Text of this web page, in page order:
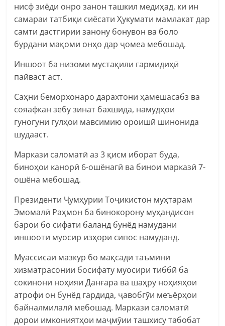
нисф зиёди онро занон ташкил медиҳад, ки ин
самараи татбиқи сиёсати Ҳукумати мамлакат дар
самти дастгирии занону бонувон ва боло
бурдани мақоми онҳо дар ҷомеа мебошад.
Иншоот ба низоми мустақили гармидиҳӣ
пайваст аст.
Саҳни беморхонаро дарахтони ҳамешасабз ва
сояафкан зебу зинат бахшида, намудҳои
гуногуни гулҳои мавсимию ороишӣ шинонида
шудааст.
Маркази саломатӣ аз 3 қисм иборат буда,
биноҳои канорӣ 6-ошёнагӣ ва бинои марказӣ 7-
ошёна мебошад.
Президенти Ҷумҳурии Тоҷикистон муҳтарам
Эмомалӣ Раҳмон ба бинокорону муҳандисон
барои бо сифати баланд бунёд намудани
иншооти муосир изҳори сипос намуданд.
Муассисаи мазкур бо мақсади таъмини
хизматрасонии босифату муосири тиббӣ ба
сокинони ноҳияи Данғара ва шаҳру ноҳияҳои
атрофи он бунёд гардида, ҷавобгӯи меъёрҳои
байналмилалӣ мебошад. Маркази саломатӣ
дорои имкониятҳои маҷмӯии ташхису табобат